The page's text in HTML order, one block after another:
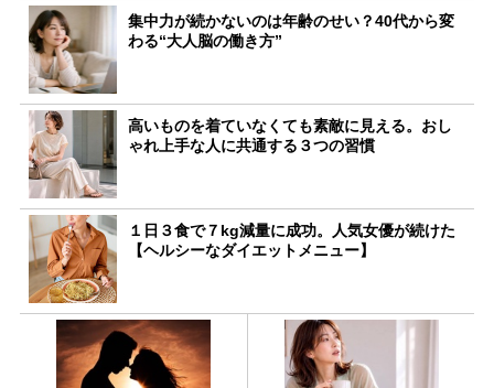
集中力が続かないのは年齢のせい？40代から変
わる“大人脳の働き方”
高いものを着ていなくても素敵に見える。おし
ゃれ上手な人に共通する３つの習慣
１日３食で７kg減量に成功。人気女優が続けた
【ヘルシーなダイエットメニュー】